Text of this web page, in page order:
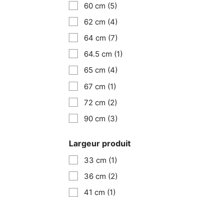
60 cm (5)
62 cm (4)
64 cm (7)
64.5 cm (1)
65 cm (4)
67 cm (1)
72 cm (2)
90 cm (3)
Largeur produit
33 cm (1)
36 cm (2)
41 cm (1)